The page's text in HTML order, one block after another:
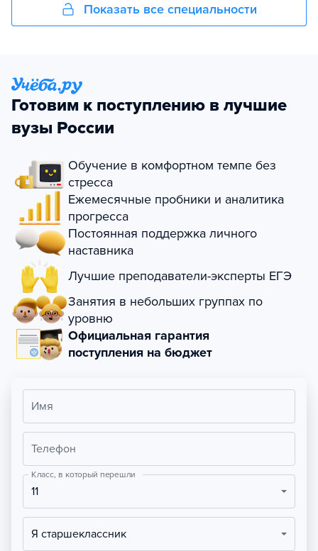
Показать все специальности
Готовим к поступлению в лучшие
вузы России
Обучение в комфортном темпе без
стресса
Ежемесячные пробники и аналитика
прогресса
Постоянная поддержка личного
наставника
Лучшие преподаватели-эксперты ЕГЭ
Занятия в небольших группах по
уровню
Официальная гарантия
поступления на бюджет
Имя
Телефон
Класс, в который перешли
11
Я старшеклассник